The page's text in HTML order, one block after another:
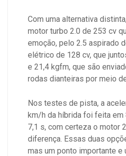
Com uma alternativa
motor turbo 2.0 de 253 cv
emoção, pelo 2.5 aspirado
elétrico de 128 cv, que
e 21,4 kgfm, que são
rodas dianteiras por meio
Nos testes de pista, a
km/h da híbrida foi feita em
7,1 s, com certeza o motor
diferença. Essas duas
mas um ponto importante e